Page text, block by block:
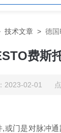
技术文章 >德
费斯
2023-02-01 点
门是对脉冲通